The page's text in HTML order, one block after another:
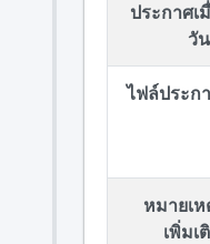
ประกาศเ
วั
ไฟล์ประก
หมายเห
เพิ่มเ